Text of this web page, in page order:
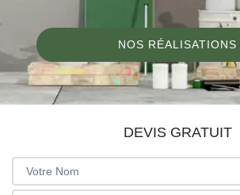
NOS RÉALISATIONS
DEVIS GRATUIT